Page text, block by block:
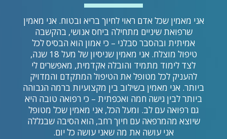
אני מאמין שכל אדם ראוי לחיוך בריא ובטוח. אני מאמין
שרפואת שיניים מתחילה ביחס אנושי, בהקשבה
אמיתית ובהסבר סבלני – כי אמון הוא הבסיס לכל
טיפול מוצלח. אני מאמין שניסיון של מעל 18 שנה,
לצד לימוד מתמיד והובלה אקדמית, מאפשרים לי
להעניק לכל מטופל את הטיפול המתקדם והמדויק
ביותר. אני מאמין בשילוב בין מקצועיות ברמה הגבוהה
ביותר לבין גישה חמה ואכפתית – כי רפואה טובה היא
גם רפואה עם לב. ומעל הכל, אני מאמין שכל מטופל
שיוצא מהמרפאה עם חיוך רחב, הוא הסיבה שבגללה
אני עושה את מה שאני עושה כל יום.